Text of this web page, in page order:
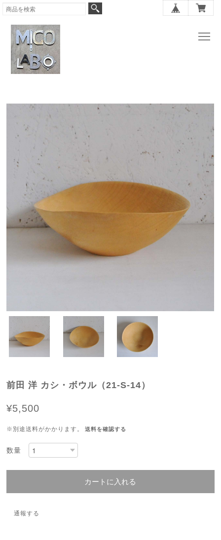
前田 洋 カシ・ボウル（21-S-14）
¥5,500
※別途送料がかかります。 送料を確認する
数量
カートに入れる
通報する